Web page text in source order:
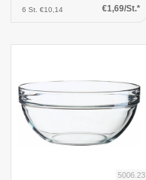
6 St. €10,14 €1,69/St.*
5006.23